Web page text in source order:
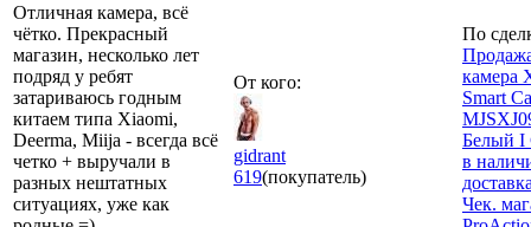
Отличная камера, всё
чётко. Прекрасный
магазин, несколько лет
подряд у ребят
затариваюсь годным
китаем типа Xiaomi,
Deerma, Miija - всегда всё
четко + выручали в
разных нештатных
ситуациях, уже как
От кого:
gidrant
619(покупатель)
По
камера
Smart
Белый I
в
Чек.